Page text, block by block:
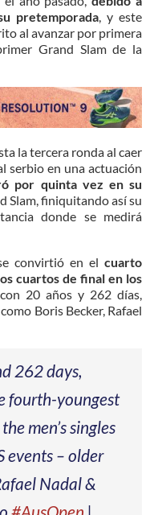
pretemporada , y este
al avanzar por primera
Grand Slam de la
la tercera ronda al caer
serbio en una actuación
por quinta vez en su
Slam, finiquitando así su
donde se medirá
convirtió en el cuarto
cuartos de final en los
20 años y 262 días,
Boris Becker, Rafael
262 days,
fourth-youngest
men’s singles
events – older
Nadal &